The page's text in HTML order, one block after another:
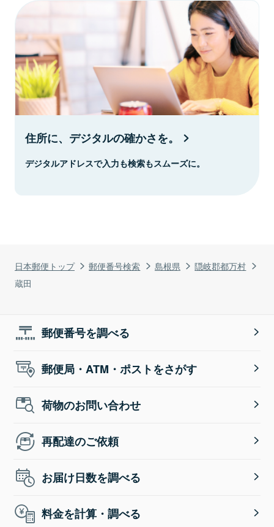
日本郵便トップ 郵便番号検索 島根県
隠岐郡都万村
蔵田
住所に、デジタルの確かさを。
デジタルアドレスで入力も検索もスムーズに。
郵便番号を調べる
郵便局・ATM・ポストをさがす
荷物のお問い合わせ
再配達のご依頼
お届け日数を調べる
料金を計算・調べる